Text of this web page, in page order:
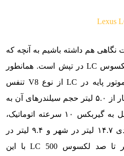
نگاهی هم داشته باشیم به آنچه که
پشت جلوپنجره دوک-شکل لکسوس LC در تپش است. همانطور
که در ابتدا نیز اشاره شد، موتور پایه در LC از نوع V8 تنفس
طبیعی است که ۴۷۱ اسب‌بخار از ۵.۰ لیتر حجم سیلندرهای آن به
دست می‌آید. این موتور متصل به گیربکس ۱۰ سرعته اتوماتیک،
محرک محور عقب بوده، صدی ۱۴.۷ لیتر در شهر و ۹.۴ لیتر در
جاده بنزین می‌سوزاند. صفر تا صد لکسوس LC 500 با این